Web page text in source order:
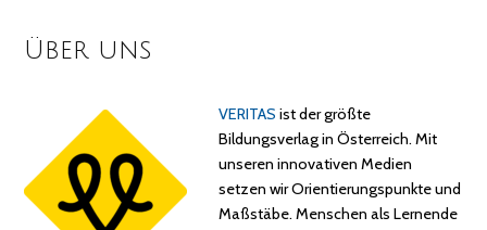
Über uns
VERITAS ist der größte
Bildungsverlag in Österreich. Mit
unseren innovativen Medien
setzen wir Orientierungspunkte und
Maßstäbe. Menschen als Lernende